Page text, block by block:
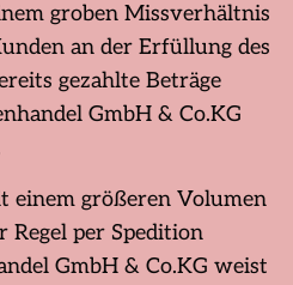
groben Missverhältnis
an der Erfüllung des
gezahlte Beträge
GmbH & Co.KG
einem größeren Volumen
Regel per Spedition
GmbH & Co.KG weist